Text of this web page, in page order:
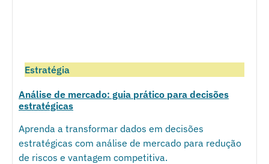
Estratégia
Análise de mercado: guia prático para decisões
estratégicas
Aprenda a transformar dados em decisões
estratégicas com análise de mercado para redução
de riscos e vantagem competitiva.